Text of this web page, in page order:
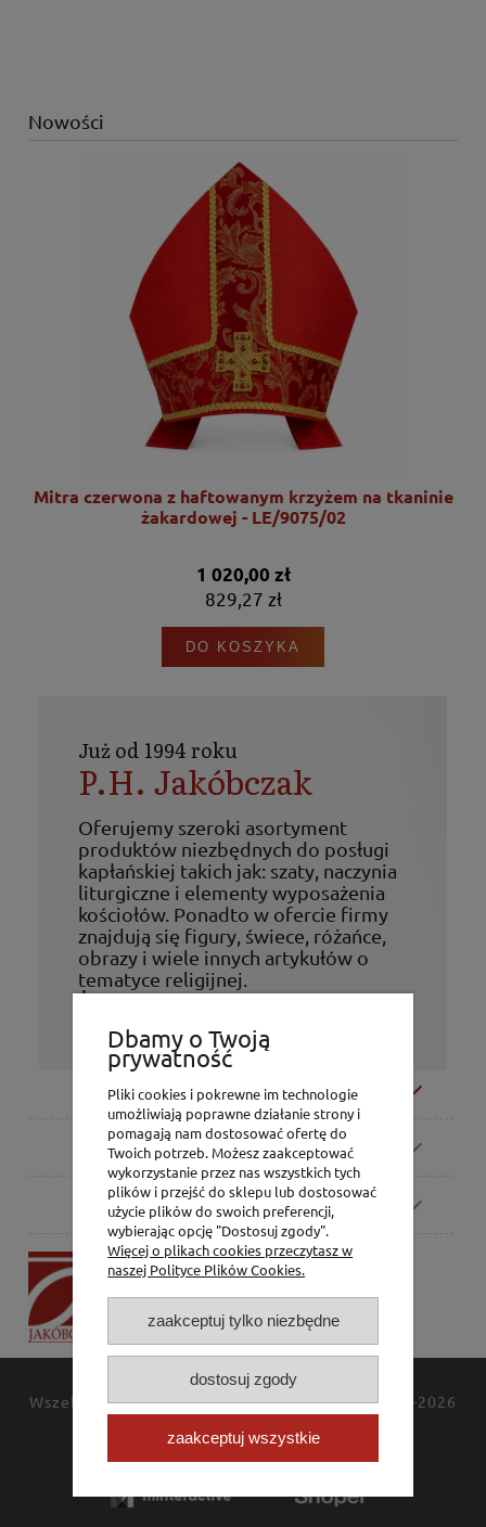
Nowości
Mitra czerwona z haftowanym krzyżem na tkaninie
żakardowej - LE/9075/02
1 020,00 zł
829,27 zł
DO KOSZYKA
Już od 1994 roku
P.H. Jakóbczak
Oferujemy szeroki asortyment
produktów niezbędnych do posługi
kapłańskiej takich jak: szaty, naczynia
liturgiczne i elementy wyposażenia
kościołów. Ponadto w ofercie firmy
znajdują się figury, świece, różańce,
obrazy i wiele innych artykułów o
tematyce religijnej.
Życzymy udanych zakupów!
Moje konto
Zamówienia
Pomoc
P.H. Jakóbczak
42-202 Częstochowa
Wszelkie prawa zastrzeżoneJAKÓBCZAK© 1994-2026
Polityka prywatności
Kontakt
Dbamy o Twoją
prywatność
Pliki cookies i pokrewne im technologie
umożliwiają poprawne działanie strony i
pomagają nam dostosować ofertę do
Twoich potrzeb. Możesz zaakceptować
wykorzystanie przez nas wszystkich tych
plików i przejść do sklepu lub dostosować
użycie plików do swoich preferencji,
wybierając opcję "Dostosuj zgody".
Więcej o plikach cookies przeczytasz w
naszej Polityce Plików Cookies.
zaakceptuj tylko niezbędne
dostosuj zgody
zaakceptuj wszystkie